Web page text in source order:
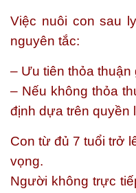
Việc nuôi con sau
nguyên tắc:
– Ưu tiên thỏa thuận
– Nếu không thỏa
định dựa trên quyền
Con từ đủ 7 tuổi trở
vọng.
Người không trực